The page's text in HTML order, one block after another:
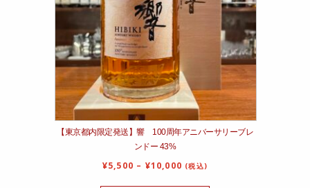
【東京都内限定発送】響 100周年アニバーサリーブレ
ンドー 43%
¥5,500 – ¥10,000 (税込)